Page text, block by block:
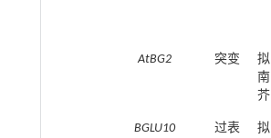
AtBG2 突变
拟
南
芥
BGLU10
过表
拟